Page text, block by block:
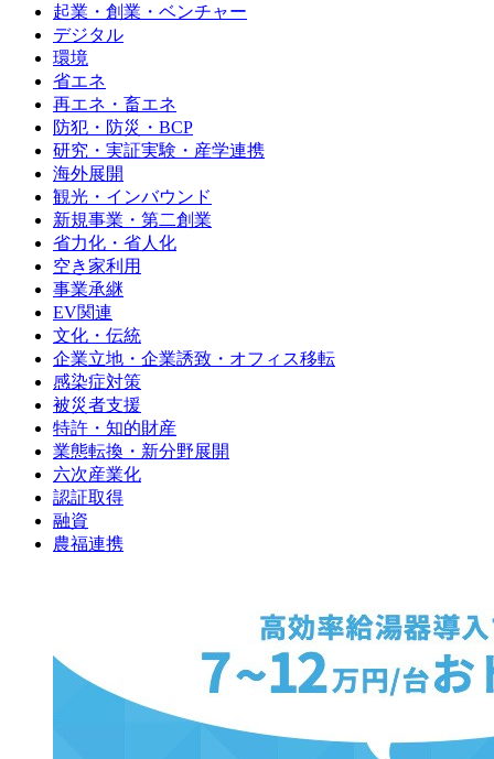
起業・創業・ベンチャー
デジタル
環境
省エネ
再エネ・畜エネ
防犯・防災・BCP
研究・実証実験・産学連携
海外展開
観光・インバウンド
新規事業・第二創業
省力化・省人化
空き家利用
事業承継
EV関連
文化・伝統
企業立地・企業誘致・オフィス移転
感染症対策
被災者支援
特許・知的財産
業態転換・新分野展開
六次産業化
認証取得
融資
農福連携